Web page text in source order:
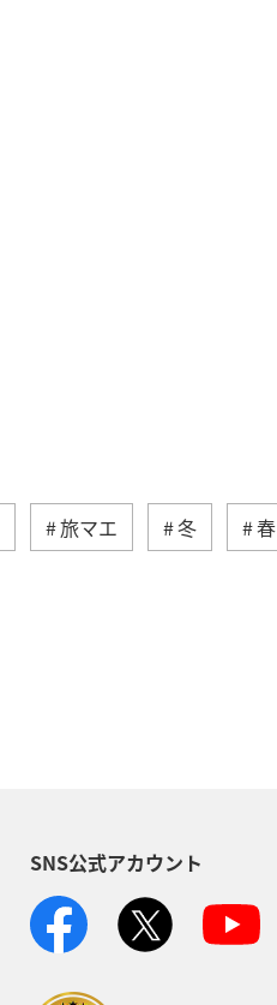
旅マエ 冬 春
SNS公式アカウント